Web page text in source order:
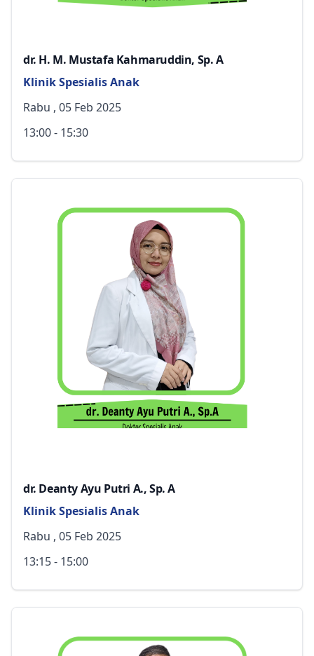
dr. H. M. Mustafa Kahmaruddin, Sp. A
Klinik Spesialis Anak
Rabu , 05 Feb 2025
13:00 - 15:30
dr. Deanty Ayu Putri A., Sp. A
Klinik Spesialis Anak
Rabu , 05 Feb 2025
13:15 - 15:00